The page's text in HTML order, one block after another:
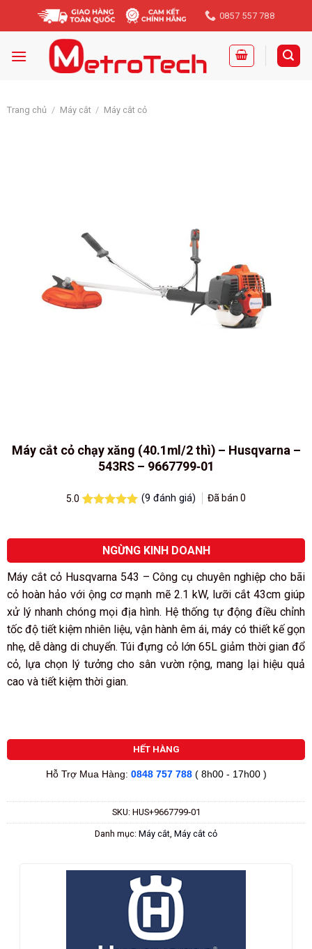
0857 557 788
Trang chủ / Máy cắt / Máy cắt cỏ
Máy cắt cỏ chạy xăng (40.1ml/2 thì) – Husqvarna –
543RS – 9667799‑01
5.0
đánh giá
(9 đánh giá) Đã bán 0
NGỪNG KINH DOANH
Máy cắt cỏ Husqvarna 543 – Công cụ chuyên nghiệp cho bãi
cỏ hoàn hảo với ộng cơ mạnh mẽ 2.1 kW, lưỡi cắt 43cm giúp
xử lý nhanh chóng mọi địa hình. Hệ thống tự động điều chỉnh
tốc độ tiết kiệm nhiên liệu, vận hành êm ái, máy có thiết kế gọn
nhẹ, dễ dàng di chuyển. Túi đựng cỏ lớn 65L giảm thời gian đổ
cỏ, lựa chọn lý tưởng cho sân vườn rộng, mang lại hiệu quả
cao và tiết kiệm thời gian.
HẾT HÀNG
Hỗ Trợ Mua Hàng: 0848 757 788 ( 8h00 - 17h00 )
SKU: HUS+9667799‑01
Danh mục: Máy cắt Máy cắt cỏ